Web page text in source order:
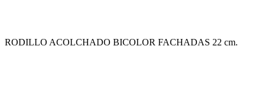
RODILLO ACOLCHADO BICOLOR FACHADAS 22 cm.